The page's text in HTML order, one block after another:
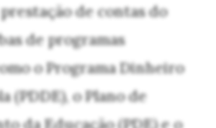
de contas do
de programas
o Programa Dinheiro
(PDDE), o Plano de